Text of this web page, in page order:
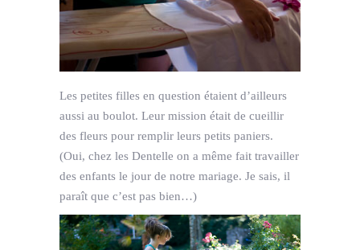
Les petites filles en question étaient d’ailleurs
aussi au boulot. Leur mission était de cueillir
des fleurs pour remplir leurs petits paniers.
(Oui, chez les Dentelle on a même fait travailler
des enfants le jour de notre mariage. Je sais, il
paraît que c’est pas bien…)